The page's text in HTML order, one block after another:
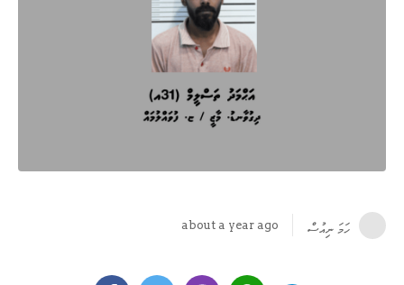
ހަމަ ނިއުސް about a year ago